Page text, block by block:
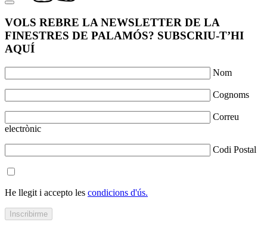
VOLS REBRE LA NEWSLETTER DE LA
FINESTRES DE PALAMÓS? SUBSCRIU-T’HI
AQUÍ
Nom
Cognoms
Correu
electrònic
Codi Postal
He llegit i accepto les condicions d'ús.